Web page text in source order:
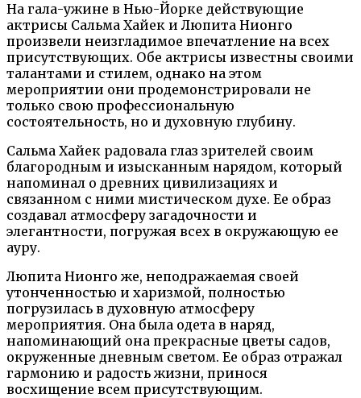
На гала-ужине в Нью-Йорке действующие
актрисы Сальма Хайек и Люпита Нионго
произвели неизгладимое впечатление на всех
присутствующих. Обе актрисы известны своими
талантами и стилем, однако на этом
мероприятии они продемонстрировали не
только свою профессиональную
состоятельность, но и духовную глубину.
Сальма Хайек радовала глаз зрителей своим
благородным и изысканным нарядом, который
напоминал о древних цивилизациях и
связанном с ними мистическом духе. Ее образ
создавал атмосферу загадочности и
элегантности, погружая всех в окружающую ее
ауру.
Люпита Нионго же, неподражаемая своей
утонченностью и харизмой, полностью
погрузилась в духовную атмосферу
мероприятия. Она была одета в наряд,
напоминающий она прекрасные цветы садов,
окруженные дневным светом. Ее образ отражал
гармонию и радость жизни, принося
восхищение всем присутствующим.